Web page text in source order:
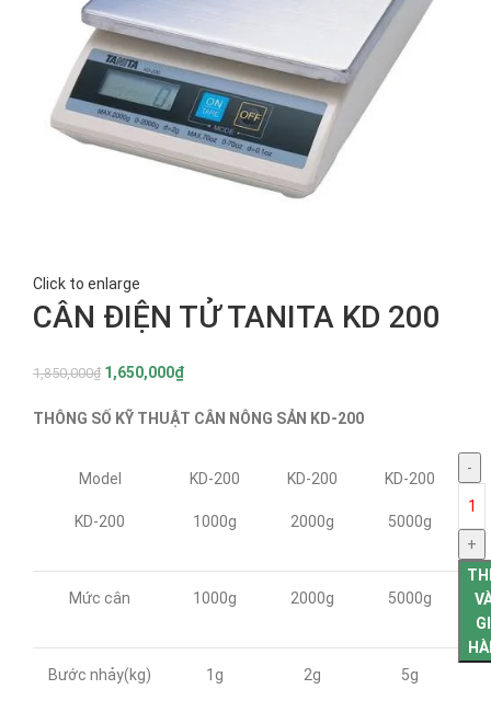
Click to enlarge
CÂN ĐIỆN TỬ TANITA KD 200
1,850,000₫ 1,650,000₫
THÔNG SỐ KỸ THUẬT CÂN NÔNG SẢN KD-200
Model
KD-200
KD-200
1000g
KD-200
2000g
KD-200
5000g
Mức cân 1000g 2000g 5000g
Bước nhảy(kg) 1g 2g 5g